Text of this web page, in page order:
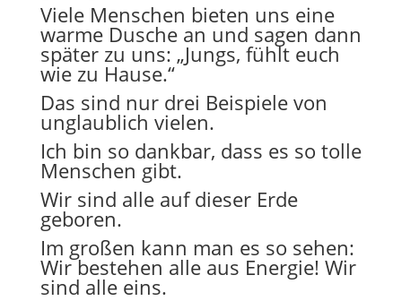
Viele Menschen bieten uns eine
warme Dusche an und sagen dann
später zu uns: „Jungs, fühlt euch
wie zu Hause.“
Das sind nur drei Beispiele von
unglaublich vielen.
Ich bin so dankbar, dass es so tolle
Menschen gibt.
Wir sind alle auf dieser Erde
geboren.
Im großen kann man es so sehen:
Wir bestehen alle aus Energie! Wir
sind alle eins.